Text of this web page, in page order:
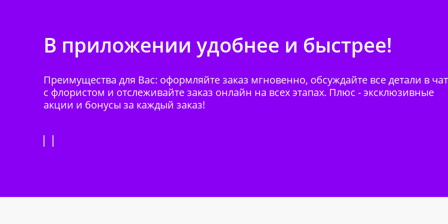
В приложении удобнее и быстрее!
Преимущества для Вас: оформляйте заказ мгновенно, обсуждайте все детали в
с флористом и отслеживайте заказ онлайн на всех этапах. Плюс - эксклюзивные
акции и бонусы за каждый заказ!